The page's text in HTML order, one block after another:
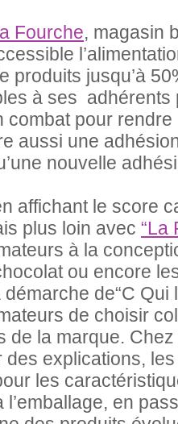
Fourche, magasin
produits jusqu’à
à ses adhérents
pour
aussi une
nouvelle
affichant le score
plus loin avec “La
à la
ou encore
de“C Qui
de choisir
de la marque.
des explications,
les
l’emballage, en